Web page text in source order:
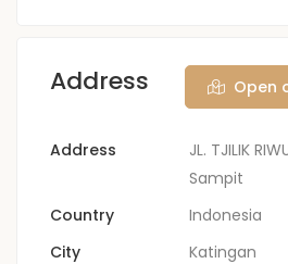
Address Open
Address
JL. TJILIK
Sampit
Country
Indonesia
City
Katingan